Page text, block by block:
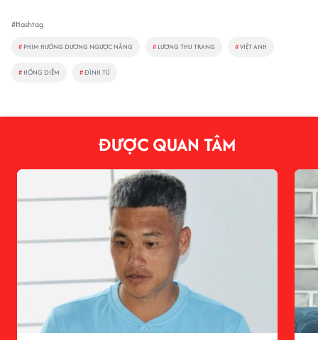
#Hashtag
# PHIM HƯỚNG DƯƠNG NGƯỢC NẮNG # LƯƠNG THU TRANG #VIỆT ANH
# HỒNG DIỄM #ĐÌNH TÚ
ĐƯỢC QUAN TÂM